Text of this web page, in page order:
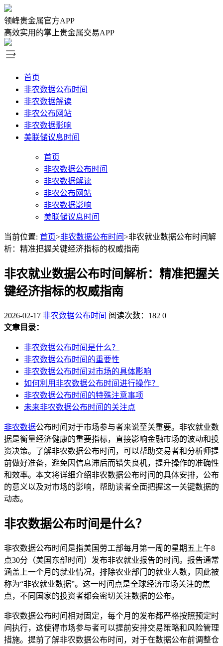
领峰贵金属官方APP
高效实用的掌上贵金属交易APP
首页
非农数据公布时间
非农数据解读
非农公布网站
非农数据影响
美联储议息时间
首页
非农数据公布时间
非农数据解读
非农公布网站
非农数据影响
美联储议息时间
当前位置: 首页>非农数据公布时间>非农就业数据公布时间解
析：精准把握关键经济指标的权威指南
非农就业数据公布时间解析：精准把握关
键经济指标的权威指南
2026-02-17 非农数据公布时间 阅读次数：182 0
文章目录：
非农数据公布时间是什么？
非农数据公布时间的重要性
非农数据公布时间对市场的具体影响
如何利用非农数据公布时间进行操作？
非农数据公布时间的特殊注意事项
未来非农数据公布时间的关注点
非农数据公布时间对于市场参与者来说至关重要。非农就业数
据是衡量经济健康的重要指标，直接影响金融市场的波动和投
资决策。了解非农数据公布时间，可以帮助交易者和分析师提
前做好准备，避免因信息滞后而错失良机，提升操作的准确性
和效率。本文将详细介绍非农数据公布时间的具体安排，公布
的意义以及对市场的影响，帮助读者全面把握这一关键数据的
动态。
非农数据公布时间是什么？
非农数据公布时间是指美国劳工部每月第一周的星期五上午8
点30分（美国东部时间）发布非农就业报告的时间。报告通常
涵盖上一个月的就业情况，排除农业部门的就业人数，因此被
称为“非农就业数据”。这一时间点是全球经济市场关注的焦
点，不同国家的投资者都会密切关注数据的公布。
非农数据公布时间相对固定，每个月的发布都严格按照预定时
间执行，这使得市场参与者可以提前安排交易策略和风险管理
措施。提前了解非农数据公布时间，对于在数据公布前调整仓